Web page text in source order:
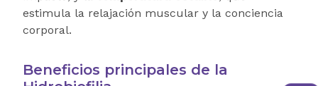
estimula la relajación muscular y la conciencia
corporal.
Beneficios principales de la